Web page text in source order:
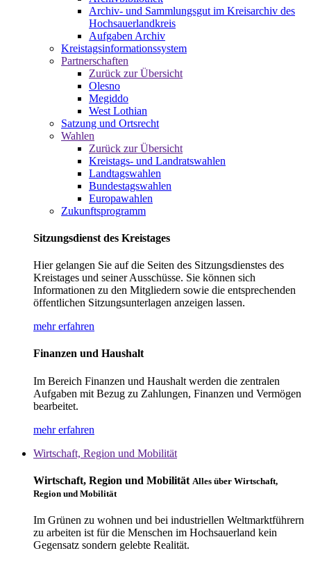
Archiv- und Sammlungsgut im Kreisarchiv des
Hochsauerlandkreis
Aufgaben Archiv
Kreistagsinformationssystem
Partnerschaften
Zurück zur Übersicht
Olesno
Megiddo
West Lothian
Satzung und Ortsrecht
Wahlen
Zurück zur Übersicht
Kreistags- und Landratswahlen
Landtagswahlen
Bundestagswahlen
Europawahlen
Zukunftsprogramm
Sitzungsdienst des Kreistages
Hier gelangen Sie auf die Seiten des Sitzungsdienstes des
Kreistages und seiner Ausschüsse. Sie können sich
Informationen zu den Mitgliedern sowie die entsprechenden
öffentlichen Sitzungsunterlagen anzeigen lassen.
mehr erfahren
Finanzen und Haushalt
Im Bereich Finanzen und Haushalt werden die zentralen
Aufgaben mit Bezug zu Zahlungen, Finanzen und Vermögen
bearbeitet.
mehr erfahren
Wirtschaft, Region und Mobilität
Wirtschaft, Region und Mobilität Alles über Wirtschaft,
Region und Mobilität
Im Grünen zu wohnen und bei industriellen Weltmarktführern
zu arbeiten ist für die Menschen im Hochsauerland kein
Gegensatz sondern gelebte Realität.